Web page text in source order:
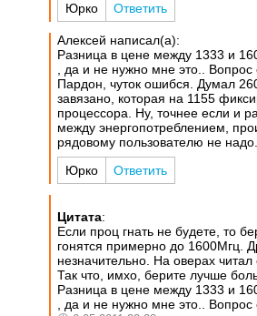
Юрко Ответить
Алексей написал(а):
Разница в цене между 1333 и
, да и не нужно мне это.. Вопрос
Пардон, чуток ошибся. Думал
завязано, которая на 1155
процессора. Ну, точнее если и
между энергопотреблением,
рядовому пользователю не
Юрко Ответить
Цитата:
Если проц гнать не будете, то
гонятся примерно до 1600Мгц.
незначительно. На оверах
Так что, имхо, берите лучше
Разница в цене между 1333 и
, да и не нужно мне это..